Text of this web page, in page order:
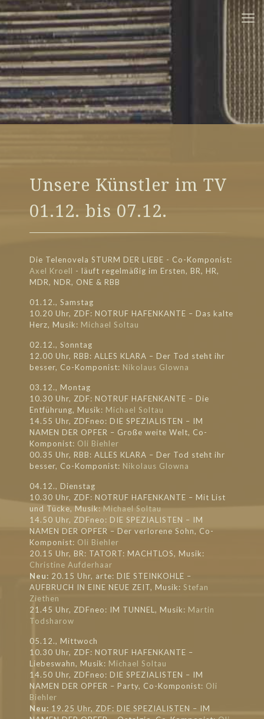
Unsere Künstler im TV
01.12. bis 07.12.
Die Telenovela STURM DER LIEBE - Co-Komponist:
Axel Kroell - läuft regelmäßig im Ersten, BR, HR,
MDR, NDR, ONE & RBB
01.12., Samstag
10.20 Uhr, ZDF: NOTRUF HAFENKANTE – Das kalte
Herz, Musik: Michael Soltau
02.12., Sonntag
12.00 Uhr, RBB: ALLES KLARA – Der Tod steht ihr
besser, Co-Komponist: Nikolaus Glowna
03.12., Montag
10.30 Uhr, ZDF: NOTRUF HAFENKANTE – Die
Entführung, Musik: Michael Soltau
14.55 Uhr, ZDFneo: DIE SPEZIALISTEN – IM
NAMEN DER OPFER – Große weite Welt, Co-
Komponist: Oli Biehler
00.35 Uhr, RBB: ALLES KLARA – Der Tod steht ihr
besser, Co-Komponist: Nikolaus Glowna
04.12., Dienstag
10.30 Uhr, ZDF: NOTRUF HAFENKANTE – Mit List
und Tücke, Musik: Michael Soltau
14.50 Uhr, ZDFneo: DIE SPEZIALISTEN – IM
NAMEN DER OPFER – Der verlorene Sohn, Co-
Komponist: Oli Biehler
20.15 Uhr, BR: TATORT: MACHTLOS, Musik:
Christine Aufderhaar
Neu: 20.15 Uhr, arte: DIE STEINKOHLE –
AUFBRUCH IN EINE NEUE ZEIT, Musik: Stefan
Ziethen
21.45 Uhr, ZDFneo: IM TUNNEL, Musik: Martin
Todsharow
05.12., Mittwoch
10.30 Uhr, ZDF: NOTRUF HAFENKANTE –
Liebeswahn, Musik: Michael Soltau
14.50 Uhr, ZDFneo: DIE SPEZIALISTEN – IM
NAMEN DER OPFER – Party, Co-Komponist: Oli
Biehler
Neu: 19.25 Uhr, ZDF: DIE SPEZIALISTEN – IM